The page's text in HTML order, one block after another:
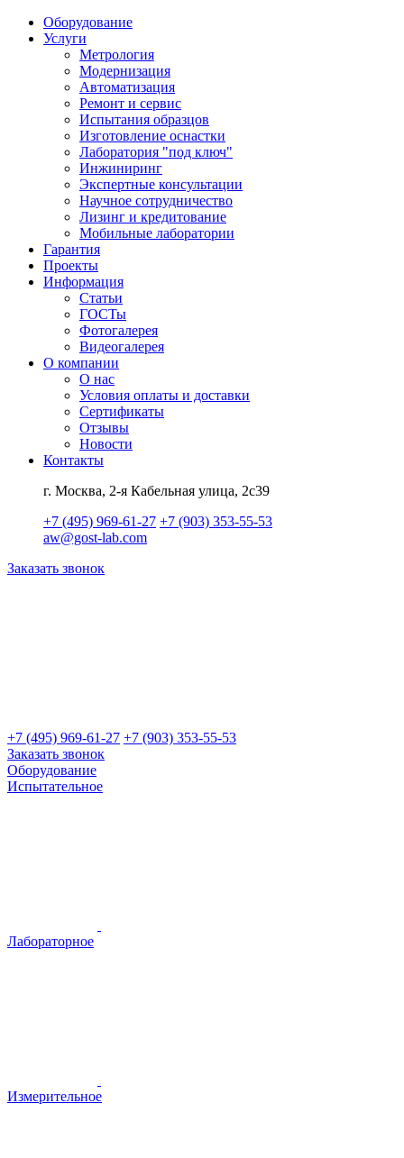
Оборудование
Услуги
Метрология
Модернизация
Автоматизация
Ремонт и сервис
Испытания образцов
Изготовление оснастки
Лаборатория "под ключ"
Инжиниринг
Экспертные консультации
Научное сотрудничество
Лизинг и кредитование
Мобильные лаборатории
Гарантия
Проекты
Информация
Статьи
ГОСТы
Фотогалерея
Видеогалерея
О компании
О нас
Условия оплаты и доставки
Сертификаты
Отзывы
Новости
Контакты
г. Москва, 2-я Кабельная улица, 2с39
+7 (495) 969-61-27 +7 (903) 353-55-53
aw@gost-lab.com
Заказать звонок
+7 (495) 969-61-27 +7 (903) 353-55-53
Заказать звонок
Оборудование
Испытательное
Лабораторное
Измерительное